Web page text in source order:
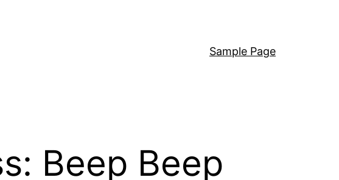
Sample Page
Beep Beep